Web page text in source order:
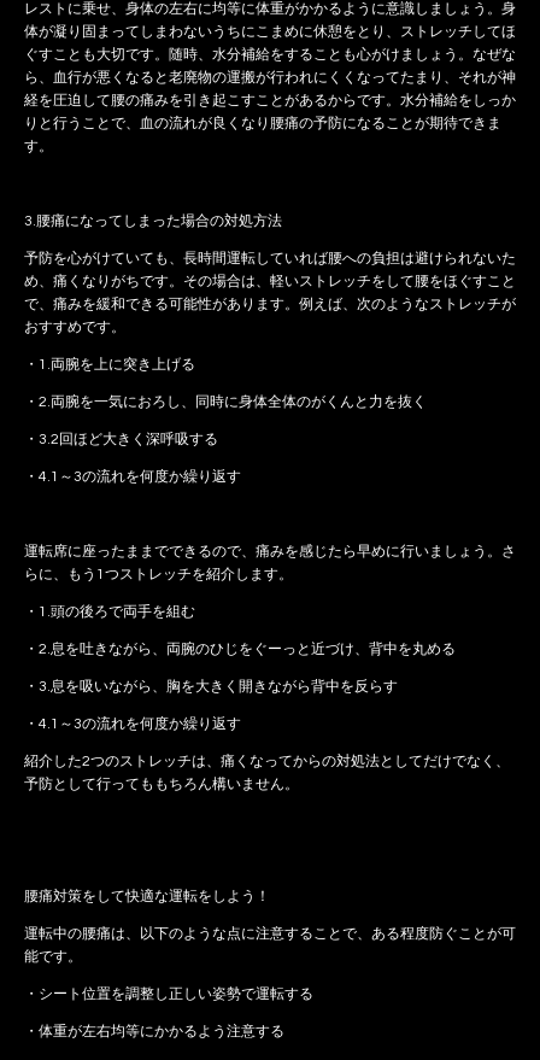
レストに乗せ、身体の左右に均等に体重がかかるように意識しましょう。身
体が凝り固まってしまわないうちにこまめに休憩をとり、ストレッチしてほ
ぐすことも大切です。随時、水分補給をすることも心がけましょう。なぜな
ら、血行が悪くなると老廃物の運搬が行われにくくなってたまり、それが神
経を圧迫して腰の痛みを引き起こすことがあるからです。水分補給をしっか
りと行うことで、血の流れが良くなり腰痛の予防になることが期待できま
す。
3.腰痛になってしまった場合の対処方法
予防を心がけていても、長時間運転していれば腰への負担は避けられないた
め、痛くなりがちです。その場合は、軽いストレッチをして腰をほぐすこと
で、痛みを緩和できる可能性があります。例えば、次のようなストレッチが
おすすめです。
・1.両腕を上に突き上げる
・2.両腕を一気におろし、同時に身体全体のがくんと力を抜く
・3.2回ほど大きく深呼吸する
・4.1～3の流れを何度か繰り返す
運転席に座ったままでできるので、痛みを感じたら早めに行いましょう。さ
らに、もう1つストレッチを紹介します。
・1.頭の後ろで両手を組む
・2.息を吐きながら、両腕のひじをぐーっと近づけ、背中を丸める
・3.息を吸いながら、胸を大きく開きながら背中を反らす
・4.1～3の流れを何度か繰り返す
紹介した2つのストレッチは、痛くなってからの対処法としてだけでなく、
予防として行ってももちろん構いません。
腰痛対策をして快適な運転をしよう！
運転中の腰痛は、以下のような点に注意することで、ある程度防ぐことが可
能です。
・シート位置を調整し正しい姿勢で運転する
・体重が左右均等にかかるよう注意する